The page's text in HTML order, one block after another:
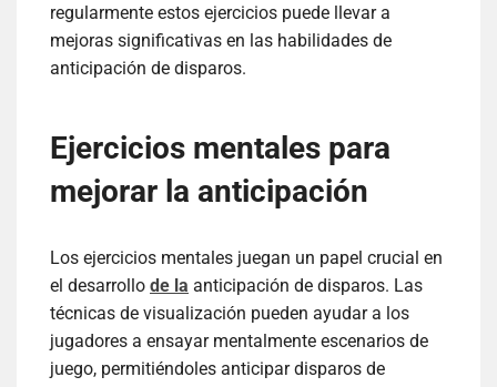
regularmente estos ejercicios puede llevar a
mejoras significativas en las habilidades de
anticipación de disparos.
Ejercicios mentales para
mejorar la anticipación
Los ejercicios mentales juegan un papel crucial en
el desarrollo de la anticipación de disparos. Las
técnicas de visualización pueden ayudar a los
jugadores a ensayar mentalmente escenarios de
juego, permitiéndoles anticipar disparos de